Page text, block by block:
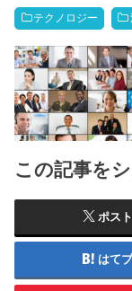
テクノロジー
この記事を
ポスト
はて